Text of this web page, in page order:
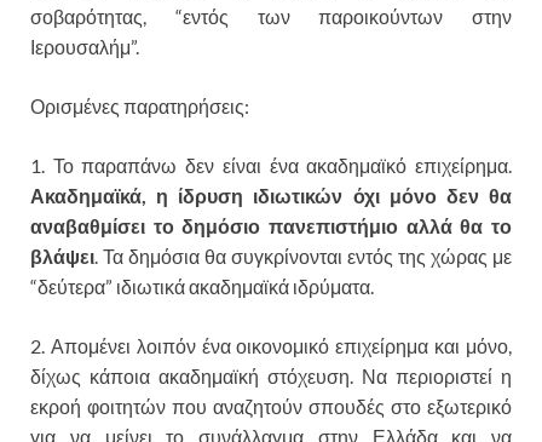
σοβαρότητας, “εντός των παροικούντων στην
Ιερουσαλήμ”.
Ορισμένες παρατηρήσεις:
1. Το παραπάνω δεν είναι ένα ακαδημαϊκό επιχείρημα.
Ακαδημαϊκά, η ίδρυση ιδιωτικών όχι μόνο δεν θα
αναβαθμίσει το δημόσιο πανεπιστήμιο αλλά θα το
βλάψει. Τα δημόσια θα συγκρίνονται εντός της χώρας με
“δεύτερα” ιδιωτικά ακαδημαϊκά ιδρύματα.
2. Απομένει λοιπόν ένα οικονομικό επιχείρημα και μόνο,
δίχως κάποια ακαδημαϊκή στόχευση. Να περιοριστεί η
εκροή φοιτητών που αναζητούν σπουδές στο εξωτερικό
για να μείνει το συνάλλαγμα στην Ελλάδα και να